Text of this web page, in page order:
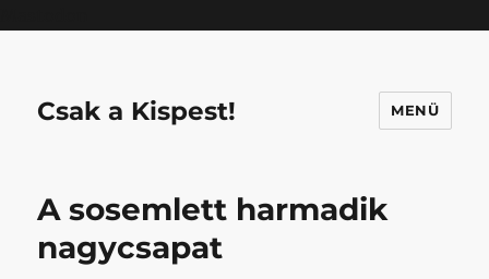
Csak a Kispest! MENÜ
A sosemlett harmadik
nagycsapat